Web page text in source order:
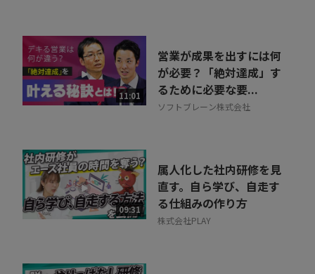
11:01
営業が成果を出すには何
が必要？「絶対達成」す
るために必要な要...
ソフトブレーン株式会社
09:31
属人化した社内研修を見
直す。自ら学び、自走す
る仕組みの作り方
株式会社PLAY